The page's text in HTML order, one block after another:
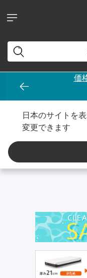
価
日本のサイトを
変更できます
マットレス クリアランス
やわ